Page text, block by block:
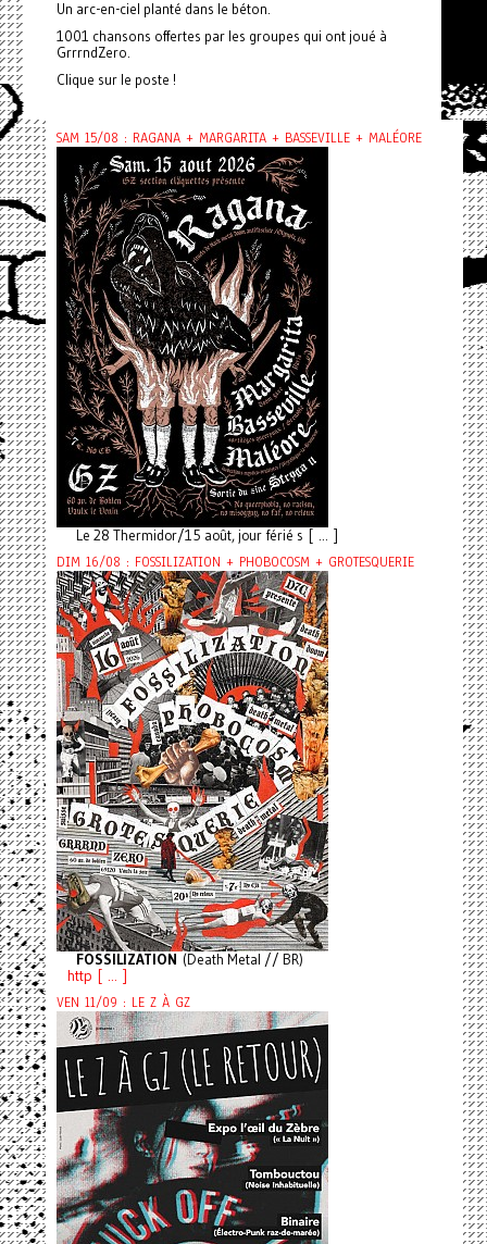
Un arc-en-ciel planté dans le béton.
1001 chansons offertes par les groupes qui ont joué à
GrrrndZero.
Clique sur le poste !
SAM 15/08 : RAGANA + MARGARITA + BASSEVILLE + MALÉORE
Le 28 Thermidor/15 août, jour férié s [ ... ]
DIM 16/08 : FOSSILIZATION + PHOBOCOSM + GROTESQUERIE
FOSSILIZATION (Death Metal // BR)
http [ ... ]
VEN 11/09 : LE Z À GZ